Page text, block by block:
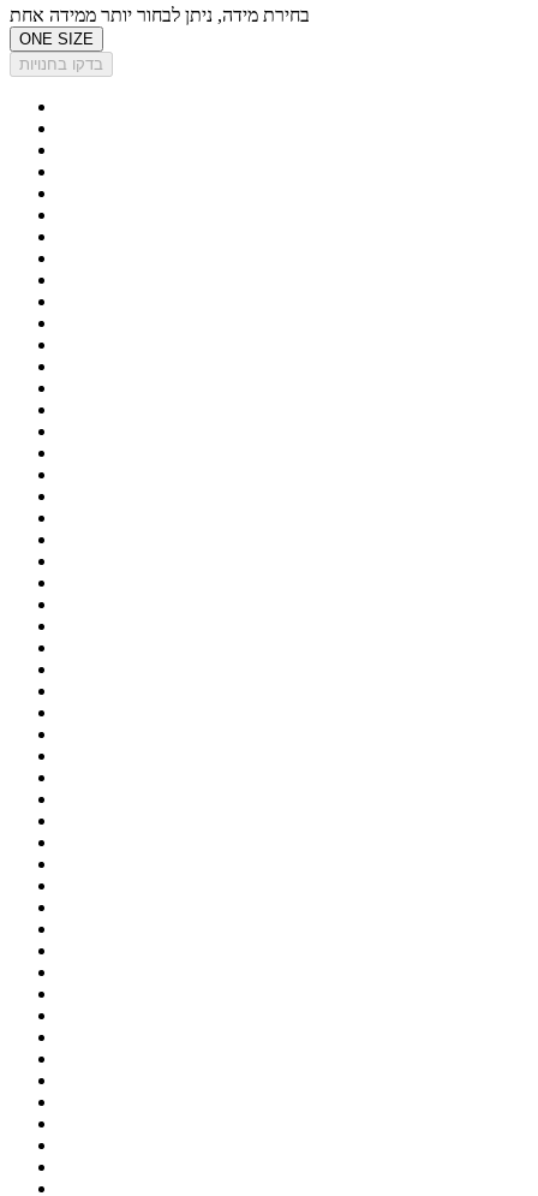
בחירת מידה, ניתן לבחור יותר ממידה אחת
ONE SIZE
בדקו בחנויות